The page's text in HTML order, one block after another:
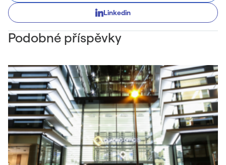
Linkedin
Podobné příspěvky